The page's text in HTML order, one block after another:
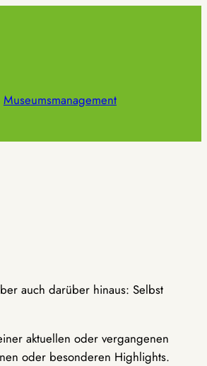
Museumsmanagement
auch darüber hinaus: Selbst
aktuellen oder vergangenen
oder besonderen Highlights.